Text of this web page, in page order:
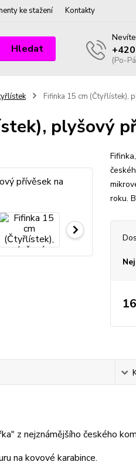
ke stažení Kontakty
Hledat
(Po-
Fifinka 15 cm (Čtyřlístek),
plyšový
roku.
z nejznámějšího českého
na kovové karabince.